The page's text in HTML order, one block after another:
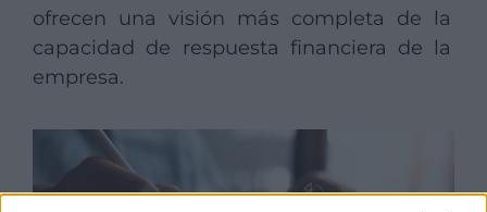
ofrecen una visión más completa de la
capacidad de respuesta financiera de la
empresa.